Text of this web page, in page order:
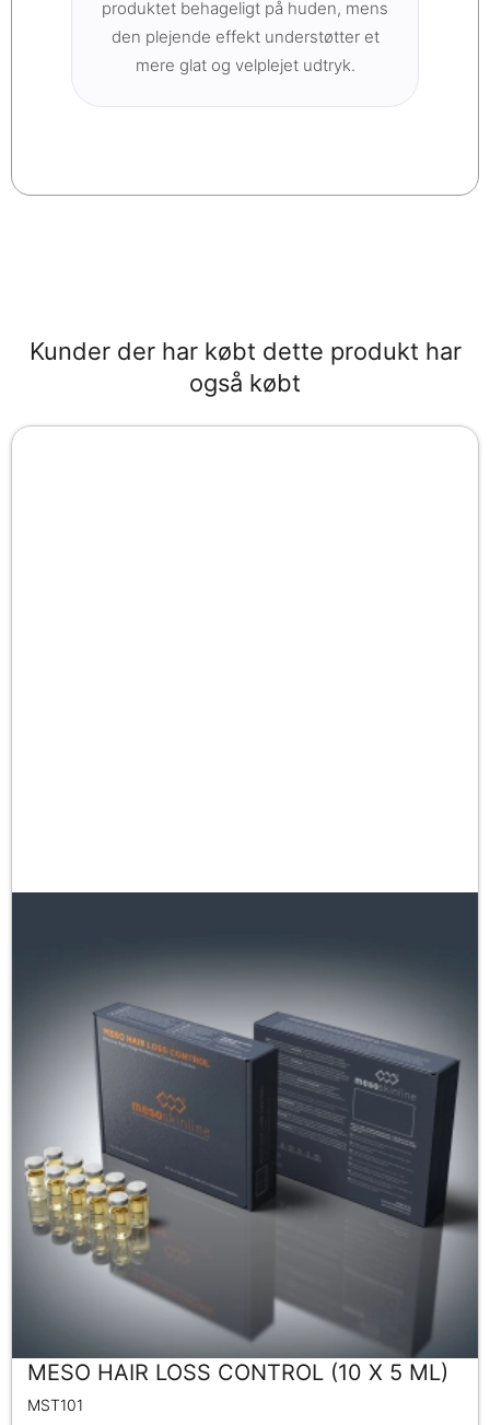
produktet behageligt på huden, mens
den plejende effekt understøtter et
mere glat og velplejet udtryk.
Kunder der har købt dette produkt har
også købt
MESO HAIR LOSS CONTROL (10 X 5 ML)
MST101